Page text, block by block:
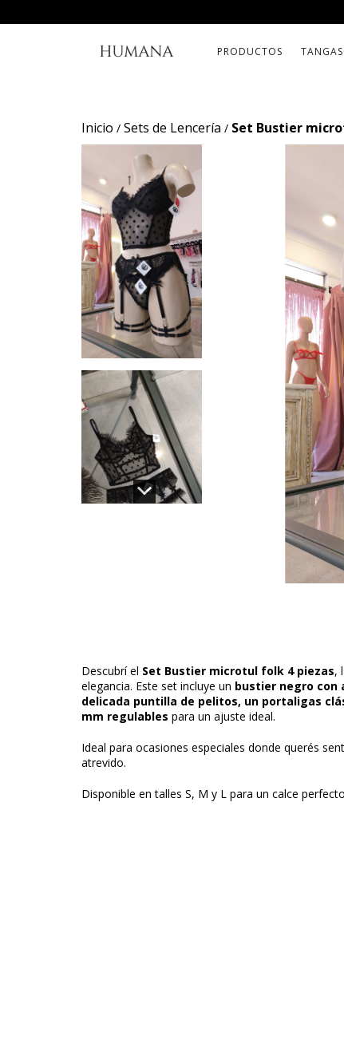
PRODUCTOS TANGAS
Inicio / Sets de Lencería / Set Bustier
Descubrí el Set Bustier microtul folk 4 piezas,
elegancia. Este set incluye un bustier negro con
delicada puntilla de pelitos, un portaligas
mm regulables para un ajuste ideal.
Ideal para ocasiones especiales donde querés
atrevido.
Disponible en talles S, M y L para un calce